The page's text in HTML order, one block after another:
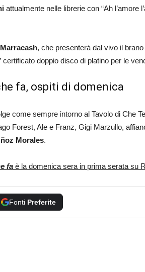
attualmente nelle librerie con “Ah l’amore
Marracash, che presenterà dal vivo il
certificato doppio disco di platino per le
fa, ospiti di domenica
come sempre intorno al Tavolo di Che
Forest, Ale e Franz, Gigi Marzullo,
Morales.
fa è la domenica sera in prima serata su
Fonti Preferite